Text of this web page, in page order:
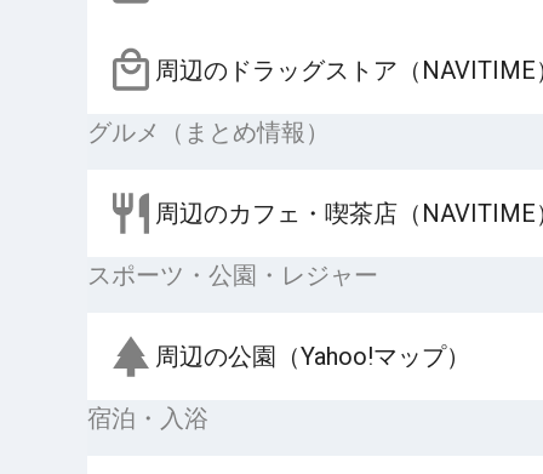
周辺のドラッグストア（NAVITIME
グルメ（まとめ情報）
周辺のカフェ・喫茶店（NAVITIME
スポーツ・公園・レジャー
周辺の公園（Yahoo!マップ）
宿泊・入浴